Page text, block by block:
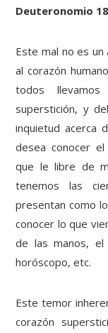
Deuteronomio
Este mal no es
al corazón
todos
superstición, y
inquietud acerca
desea conocer
que le libre de
tenemos las
presentan como
conocer lo que
de las manos,
horóscopo, etc.
Este temor
corazón